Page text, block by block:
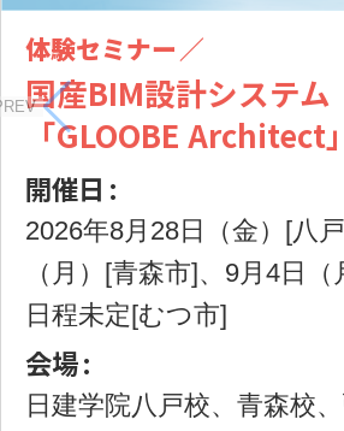
体験セミナー
国産BIM設計システム
「GLOOBE Architect
開催日
2026年8月28日（金）[八
（月）[青森市]、9月4日（
日程未定[むつ市]
会場
日建学院八戸校、青森校